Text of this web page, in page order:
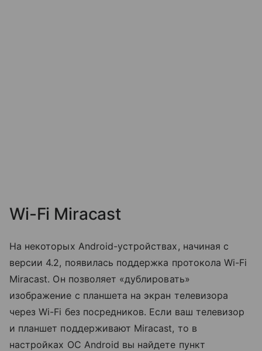
Wi-Fi Miracast
На некоторых Android-устройствах, начиная с
версии 4.2, появилась поддержка протокола Wi-Fi
Miracast. Он позволяет «дублировать»
изображение с планшета на экран телевизора
через Wi-Fi без посредников. Если ваш телевизор
и планшет поддерживают Miracast, то в
настройках ОС Android вы найдете пункт